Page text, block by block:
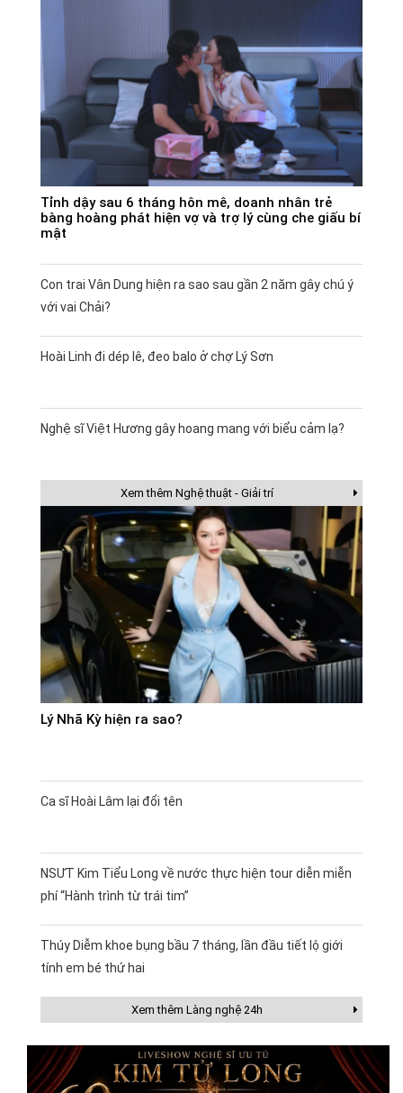
Tỉnh dậy sau 6 tháng hôn mê, doanh nhân trẻ
bàng hoàng phát hiện vợ và trợ lý cùng che giấu bí
mật
Con trai Vân Dung hiện ra sao sau gần 2 năm gây chú ý
với vai Chải?
Hoài Linh đi dép lê, đeo balo ở chợ Lý Sơn
Nghệ sĩ Việt Hương gây hoang mang với biểu cảm lạ?
Xem thêm Nghệ thuật - Giải trí
Lý Nhã Kỳ hiện ra sao?
Ca sĩ Hoài Lâm lại đổi tên
NSƯT Kim Tiểu Long về nước thực hiện tour diễn miễn
phí “Hành trình từ trái tim”
Thúy Diễm khoe bụng bầu 7 tháng, lần đầu tiết lộ giới
tính em bé thứ hai
Xem thêm Làng nghệ 24h